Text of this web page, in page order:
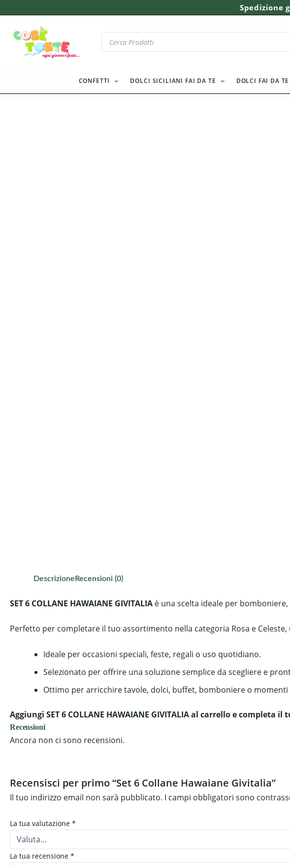
al
contenuto
Spedizione
Products
search
CONFETTI DOLCI SICILIANI FAI DA TE DOLCI FAI DA TE
DescrizioneRecensioni (0)
SET 6 COLLANE HAWAIANE GIVITALIA è una scelta ideale per
Perfetto per completare il tuo assortimento nella categoria Rosa e
Ideale per occasioni speciali, feste, regali o uso quotidiano.
Selezionato per offrire una soluzione semplice da scegliere e
Ottimo per arricchire tavole, dolci, buffet, bomboniere o
Aggiungi SET 6 COLLANE HAWAIANE GIVITALIA al carrello e completa il
Recensioni
Ancora non ci sono recensioni.
Recensisci per primo “Set 6 Collane Hawaiane Givitalia”
Il tuo indirizzo email non sarà pubblicato. I campi obbligatori sono
La tua valutazione *
La tua recensione *